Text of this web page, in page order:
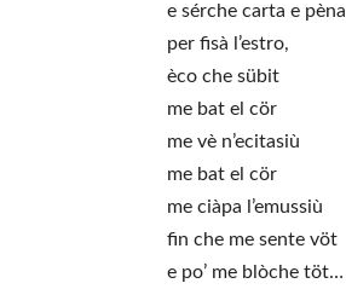
e sérche carta e pèna
per fisà l’estro,
èco che sübit
me bat el cör
me vè n’ecitasiù
me bat el cör
me ciàpa l’emussiù
fin che me sente vöt
e po’ me blòche töt…